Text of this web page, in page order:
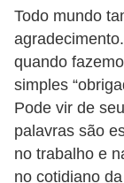
Todo mundo
quando
simples
Pode vir de
palavras são
no trabalho e
no cotidiano
E
M
o
t
i